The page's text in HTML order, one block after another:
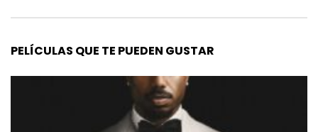
PELÍCULAS QUE TE PUEDEN GUSTAR